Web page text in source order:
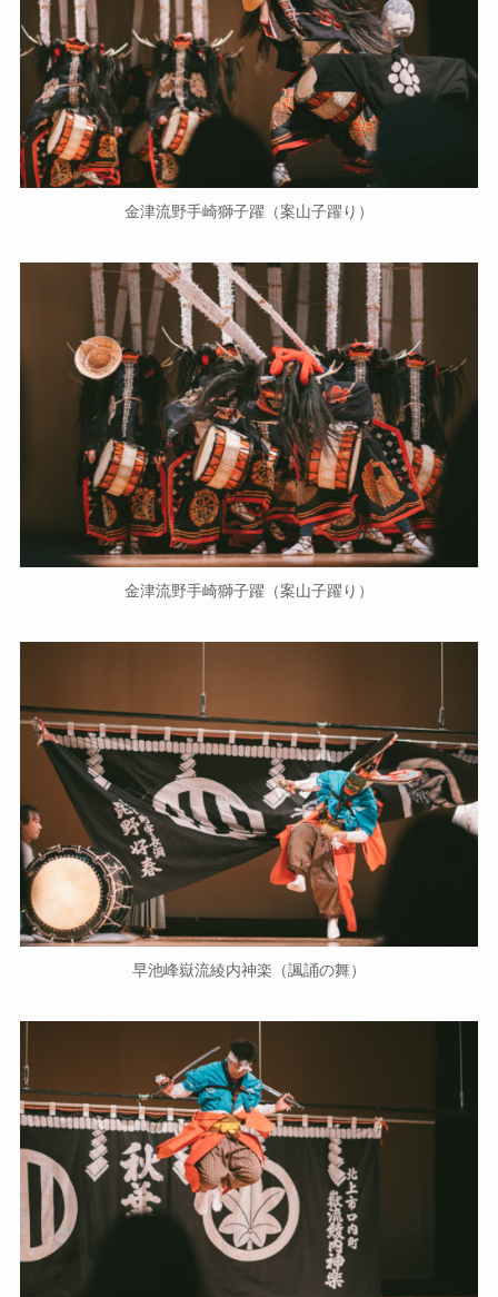
金津流野手崎獅子躍（案山子躍り）
金津流野手崎獅子躍（案山子躍り）
早池峰嶽流綾内神楽（諷誦の舞）